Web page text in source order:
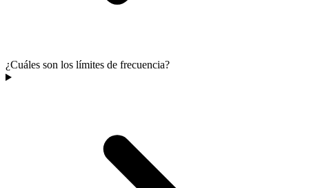
¿Cuáles son los límites de frecuencia?